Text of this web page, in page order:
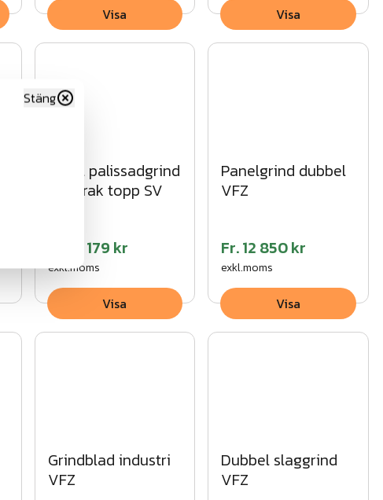
Visa Visa
Enkel palissadgrind
med rak topp SV
12 179 kr
exkl.moms
Visa
Panelgrind dubbel
VFZ
Fr.12 850 kr
exkl.moms
Visa
Grindblad industri
VFZ
Dubbel slaggrind
VFZ
Stäng